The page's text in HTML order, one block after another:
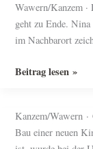
der
Synagoge
—
Kirmes
Wawern?
Wawern/Kanzem
geht zu Ende.
im Nachbarort
Frauen
Macht!
–
Beitrag lesen »
Kanzem/Wawern
Bau einer neuen